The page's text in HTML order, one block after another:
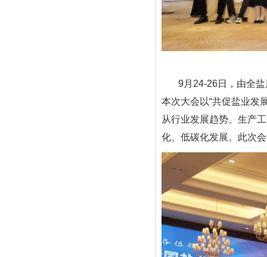
9月24-26日，由全盐
本次大会以“共促盐业发
从行业发展趋势、生产
化、低碳化发展。此次